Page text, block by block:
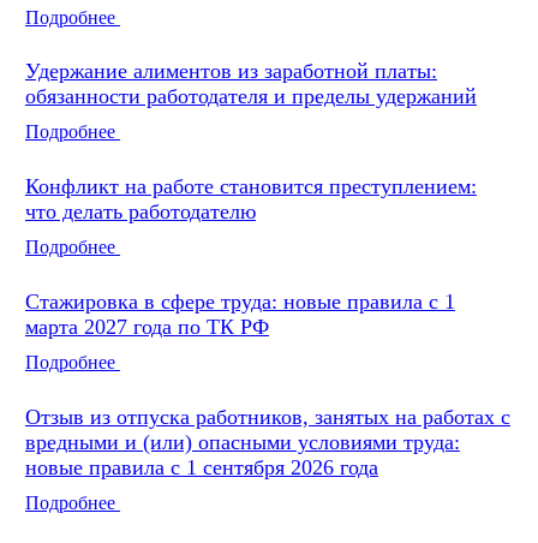
Подробнее
Удержание алиментов из заработной платы:
обязанности работодателя и пределы удержаний
Подробнее
Конфликт на работе становится преступлением:
что делать работодателю
Подробнее
Стажировка в сфере труда: новые правила с 1
марта 2027 года по ТК РФ
Подробнее
Отзыв из отпуска работников, занятых на работах с
вредными и (или) опасными условиями труда:
новые правила с 1 сентября 2026 года
Подробнее